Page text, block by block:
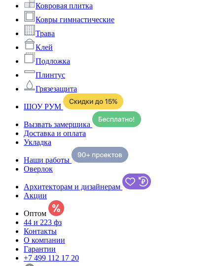
Ковровая плитка
Ковры гимнастические
Трава
Клей
Подложка
Плинтус
Грязезащита
ШОУ РУМ
Вызвать замерщика
Доставка и оплата
Укладка
Наши работы
Оверлок
Архитекторам и дизайнерам
Акции
Оптом
44 и 223 фз
Контакты
О компании
Гарантии
+7 499 112 17 20